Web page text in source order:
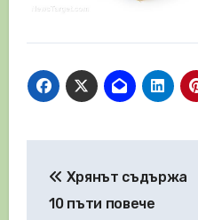
Хрянът съдържа
10 пъти повече